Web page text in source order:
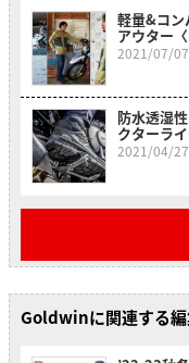
軽量&コン
アウター
2021/07/07
防水透湿
クターラ
2021/04/27
Goldwinに関連する